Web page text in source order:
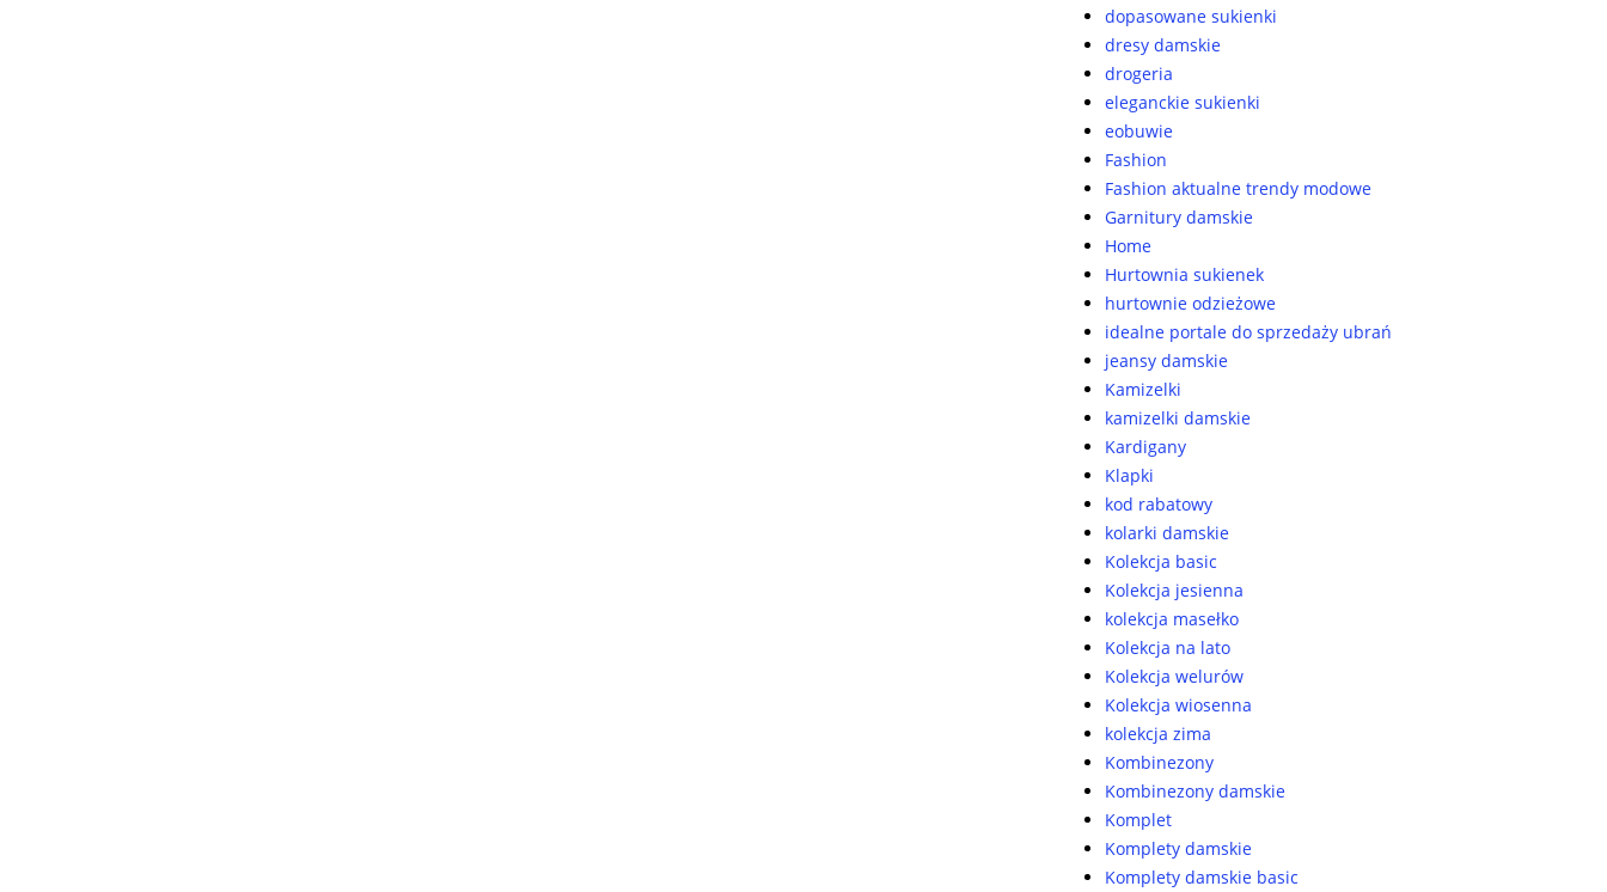
dopasowane sukienki
dresy damskie
drogeria
eleganckie sukienki
eobuwie
Fashion
Fashion aktualne trendy modowe
Garnitury damskie
Home
Hurtownia sukienek
hurtownie odzieżowe
idealne portale do sprzedaży ubrań
jeansy damskie
Kamizelki
kamizelki damskie
Kardigany
Klapki
kod rabatowy
kolarki damskie
Kolekcja basic
Kolekcja jesienna
kolekcja masełko
Kolekcja na lato
Kolekcja welurów
Kolekcja wiosenna
kolekcja zima
Kombinezony
Kombinezony damskie
Komplet
Komplety damskie
Komplety damskie basic